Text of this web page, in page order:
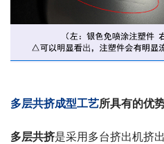
多层共挤成型工艺所具有的优势
多层共挤是采用多台挤出机挤